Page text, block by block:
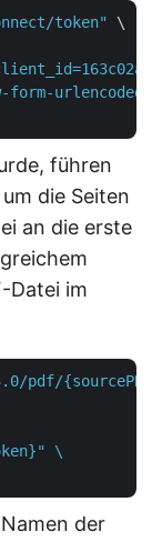
token"
\
urlencoded"
führen
die Seiten
an die erste
Datei im
{sourcePDF}/
\
der